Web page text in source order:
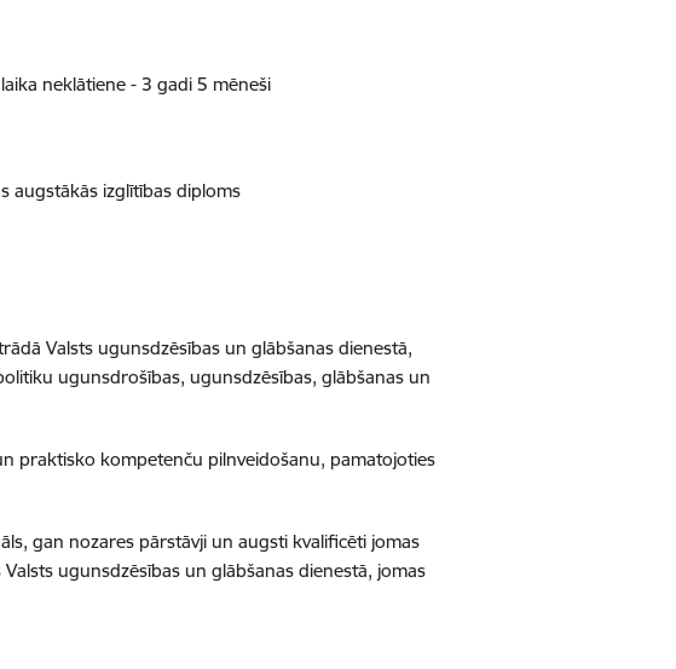
neklātiene - 3 gadi 5 mēneši
augstākās izglītības diploms
Valsts ugunsdzēsības un glābšanas dienestā,
ugunsdrošības, ugunsdzēsības, glābšanas un
praktisko kompetenču pilnveidošanu, pamatojoties
gan nozares pārstāvji un augsti kvalificēti jomas
ugunsdzēsības un glābšanas dienestā, jomas